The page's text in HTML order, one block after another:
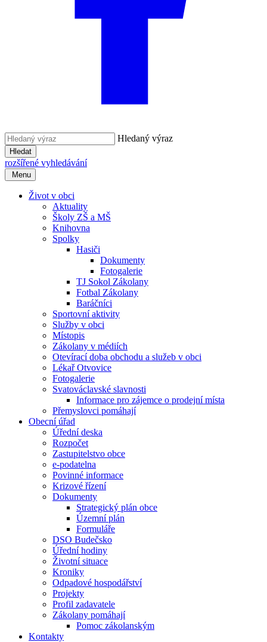
Hledaný výraz
Hledat
rozšířené vyhledávání
Menu
Život v obci
Aktuality
Školy ZŠ a MŠ
Knihovna
Spolky
Hasiči
Dokumenty
Fotogalerie
TJ Sokol Zákolany
Fotbal Zákolany
Baráčníci
Sportovní aktivity
Služby v obci
Místopis
Zákolany v médiích
Otevírací doba obchodu a služeb v obci
Lékař Otvovice
Fotogalerie
Svatováclavské slavnosti
Informace pro zájemce o prodejní místa
Přemyslovci pomáhají
Obecní úřad
Úřední deska
Rozpočet
Zastupitelstvo obce
e-podatelna
Povinné informace
Krizové řízení
Dokumenty
Strategický plán obce
Územní plán
Formuláře
DSO Budečsko
Úřední hodiny
Životní situace
Kroniky
Odpadové hospodářství
Projekty
Profil zadavatele
Zákolany pomáhají
Pomoc zákolanským
Kontakty